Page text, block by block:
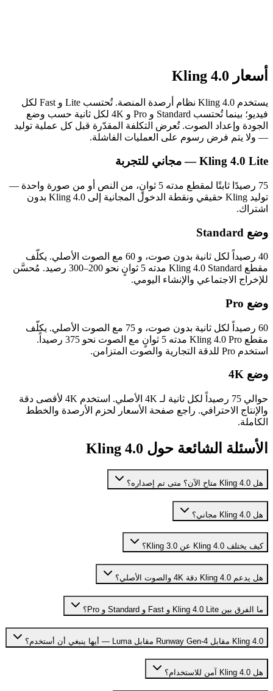
أسعار Kling 4.0
يستخدم Kling 4.0 نظام أرصدة المنصة. تُحتسب Lite و Fast لكل
فيديو؛ بينما تُحتسب Standard و Pro و 4K لكل ثانية حسب وضع
الجودة وإعداد الصوت. تُعرض التكلفة المقدّرة قبل كل عملية توليد
— ولا يتم فرض رسوم على العمليات الفاشلة.
Kling 4.0 Lite — مجاني للتجربة
‏75 رصيدًا ثابتًا لمقطع مدته 5 ثوانٍ، من النص أو من صورة واحدة —
توليد Kling حقيقي ونقطة الدخول المجانية إلى Kling 4.0 بدون
اشتراك.
وضع Standard
40 رصيداً لكل ثانية بدون صوت، و 60 مع الصوت الأصلي. يكلّف
مقطع Kling 4.0 Standard مدته 5 ثوانٍ نحو 200–300 رصيد. مُحسَّن
للإخراج الاجتماعي والإنشاء اليومي.
وضع Pro
60 رصيداً لكل ثانية بدون صوت، و 75 مع الصوت الأصلي. يكلّف
مقطع Kling 4.0 Pro مدته 5 ثوانٍ مع الصوت نحو 375 رصيداً.
استخدم Pro للدقة التجارية والصوت المتزامن.
وضع 4K
حوالي 75 رصيداً لكل ثانية لـ 4K الأصلي. استخدم 4K لأقصى دقة
والإنتاج الاحترافي. راجع صفحة الأسعار لحزم الأرصدة والخطط
الكاملة.
الأسئلة الشائعة حول Kling 4.0
هل Kling 4.0 متاح الآن؟ متى تم إصداره؟
هل Kling 4.0 مجاني؟
كيف يختلف Kling 4.0 عن Kling 3.0؟
هل يدعم Kling 4.0 دقة 4K والصوت الأصلي؟
ما الفرق بين Kling 4.0 Lite و Fast و Standard و Pro؟
Kling 4.0 مقابل Runway Gen-4 مقابل Luma — أيها ينبغي أن أستخدم؟
هل Kling 4.0 آمن للاستخدام؟